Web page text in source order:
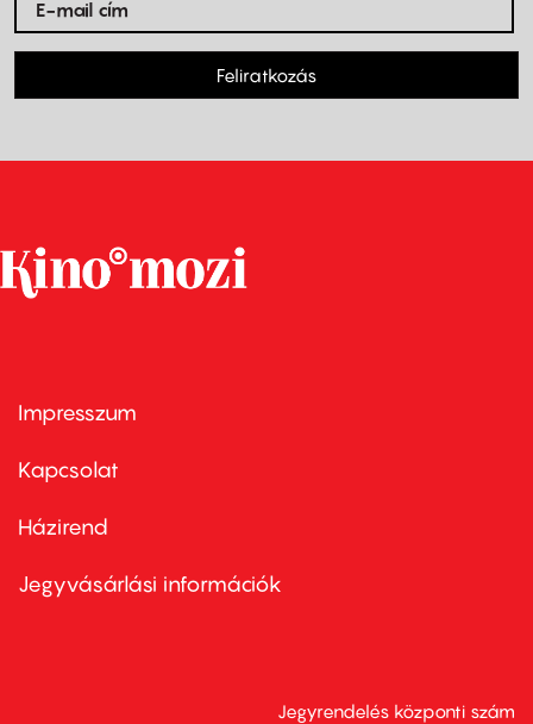
Feliratkozás
Footer
first
Impresszum
Kapcsolat
Footer
second
Házirend
Jegyvásárlási információk
Jegyrendelés központi szám